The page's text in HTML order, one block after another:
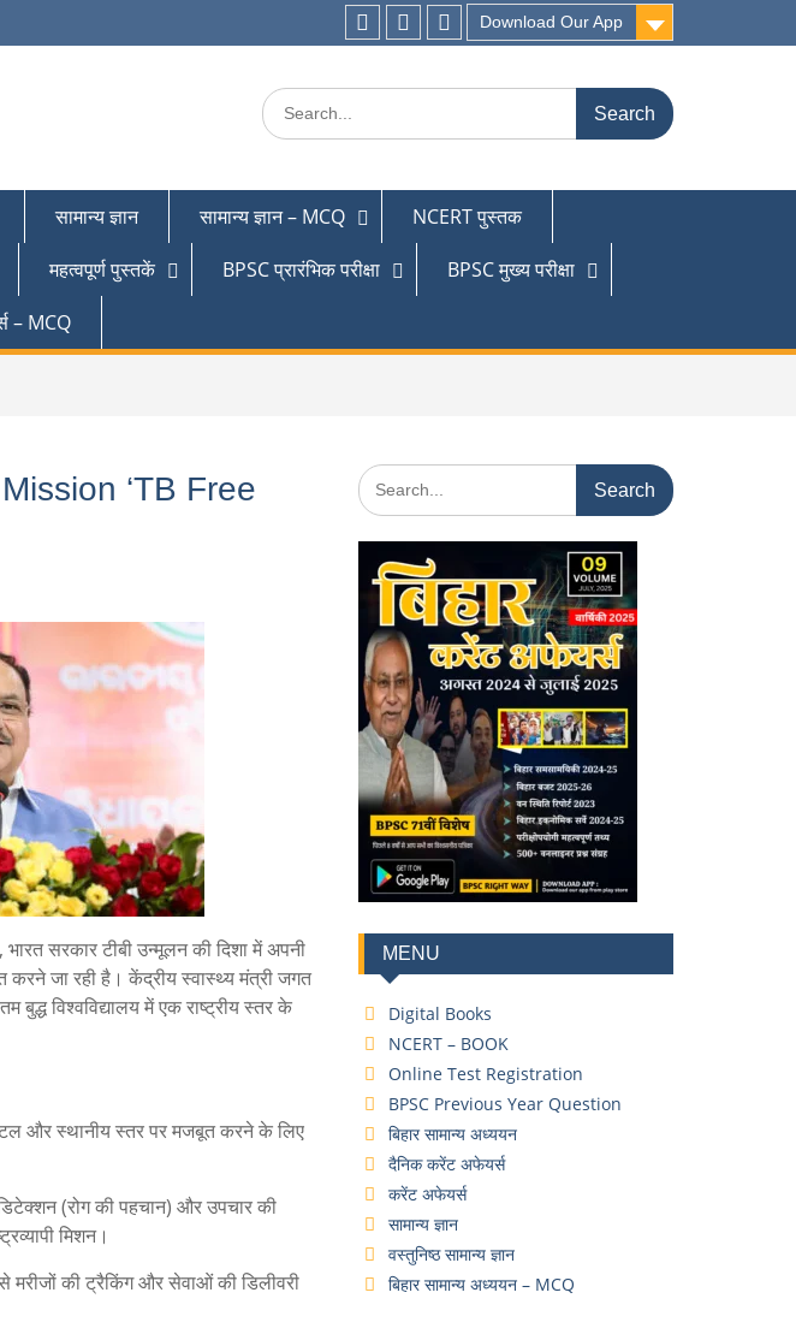
Download Our App
सामान्य ज्ञान सामान्य ज्ञान – MCQ
NCERT पुस्तक
महत्वपूर्ण पुस्तकें BPSC प्रारंभिक परीक्षा
BPSC मुख्य परीक्षा
– MCQ
Mission ‘TB Free
सरकार टीबी उन्मूलन की दिशा में अपनी
करने जा रही है। केंद्रीय स्वास्थ्य मंत्री जगत
बुद्ध विश्वविद्यालय में एक राष्ट्रीय स्तर के
और स्थानीय स्तर पर मजबूत करने के लिए
(रोग की पहचान) और उपचार की
मिशन।
की ट्रैकिंग और सेवाओं की डिलीवरी
MENU
Digital Books
NCERT – BOOK
Online Test Registration
BPSC Previous Year Question
बिहार सामान्य अध्ययन
दैनिक करेंट अफेयर्स
करेंट अफेयर्स
सामान्य ज्ञान
वस्तुनिष्ठ सामान्य ज्ञान
बिहार सामान्य अध्ययन – MCQ